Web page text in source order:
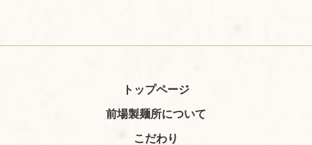
トップページ
前場製麺所について
こだわり